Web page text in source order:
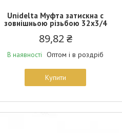
Unidelta Муфта затискна c
зовнішньою різьбою 32х3/4
89,82 ₴
В наявності Оптом і в роздріб
Купити